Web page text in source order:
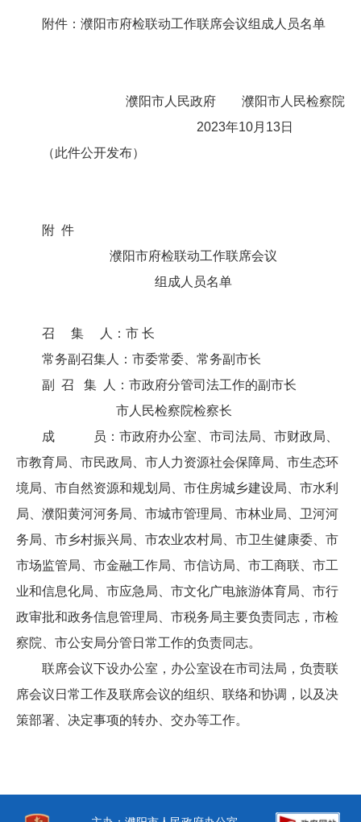
附件：濮阳市府检联动工作联席会议组成人员名单
濮阳市人民政府 濮阳市人民检察院
2023年10月13日
（此件公开发布）
附 件
濮阳市府检联动工作联席会议
组成人员名单
召 集 人：市 长
常务副召集人：市委常委、常务副市长
副 召 集 人：市政府分管司法工作的副市长
市人民检察院检察长
成 员：市政府办公室、市司法局、市财政局、
市教育局、市民政局、市人力资源社会保障局、市生态环
境局、市自然资源和规划局、市住房城乡建设局、市水利
局、濮阳黄河河务局、市城市管理局、市林业局、卫河河
务局、市乡村振兴局、市农业农村局、市卫生健康委、市
市场监管局、市金融工作局、市信访局、市工商联、市工
业和信息化局、市应急局、市文化广电旅游体育局、市行
政审批和政务信息管理局、市税务局主要负责同志，市检
察院、市公安局分管日常工作的负责同志。
联席会议下设办公室，办公室设在市司法局，负责联
席会议日常工作及联席会议的组织、联络和协调，以及决
策部署、决定事项的转办、交办等工作。